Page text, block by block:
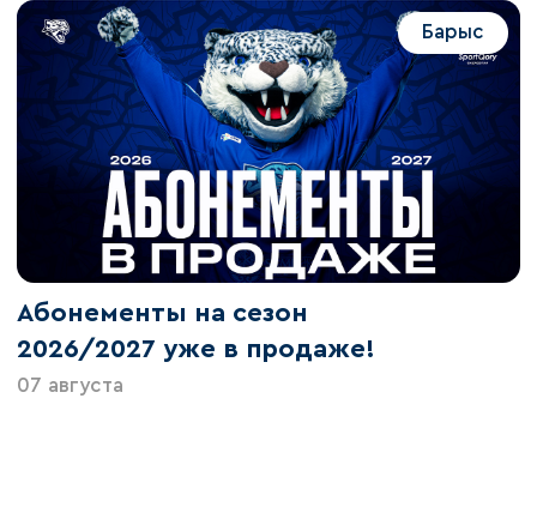
Барыс
Абонементы на сезон
2026/2027 уже в продаже!
07 августа